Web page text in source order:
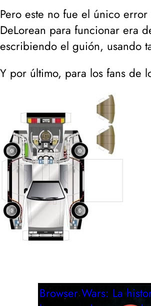
Pero este no fue el único
DeLorean para funcionar era
escribiendo el guión, usando
Y por último, para los fans de
Browser Wars: La